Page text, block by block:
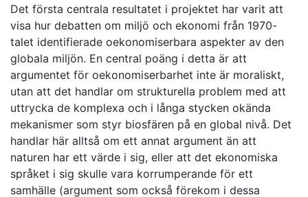
Det första centrala resultatet i projektet har varit att
visa hur debatten om miljö och ekonomi från 1970-
talet identifierade oekonomiserbara aspekter av den
globala miljön. En central poäng i detta är att
argumentet för oekonomiserbarhet inte är moraliskt,
utan att det handlar om strukturella problem med att
uttrycka de komplexa och i långa stycken okända
mekanismer som styr biosfären på en global nivå. Det
handlar här alltså om ett annat argument än att
naturen har ett värde i sig, eller att det ekonomiska
språket i sig skulle vara korrumperande för ett
samhälle (argument som också förekom i dessa